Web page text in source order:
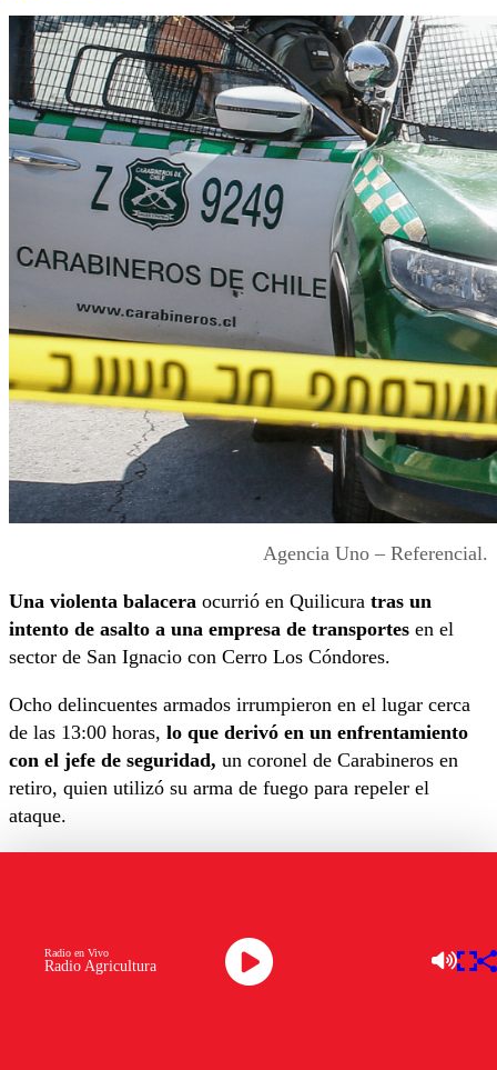
Agencia Uno – Referencial.
Una violenta balacera ocurrió en Quilicura tras un
intento de asalto a una empresa de transportes en el
sector de San Ignacio con Cerro Los Cóndores.
Ocho delincuentes armados irrumpieron en el lugar cerca
de las 13:00 horas, lo que derivó en un enfrentamiento
con el jefe de seguridad, un coronel de Carabineros en
retiro, quien utilizó su arma de fuego para repeler el
ataque.
Según el teniente coronel Gabriel Villanueva, de la
Radio Agricultura
Radio en Vivo